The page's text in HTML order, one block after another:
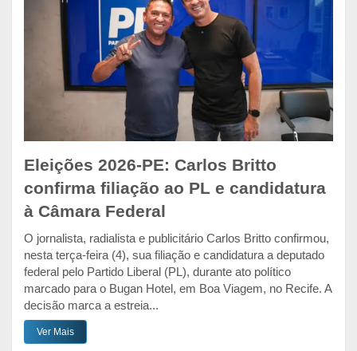
Eleições 2026-PE: Carlos Britto
confirma filiação ao PL e candidatura
à Câmara Federal
O jornalista, radialista e publicitário Carlos Britto confirmou,
nesta terça-feira (4), sua filiação e candidatura a deputado
federal pelo Partido Liberal (PL), durante ato político
marcado para o Bugan Hotel, em Boa Viagem, no Recife. A
decisão marca a estreia...
Ver Mais